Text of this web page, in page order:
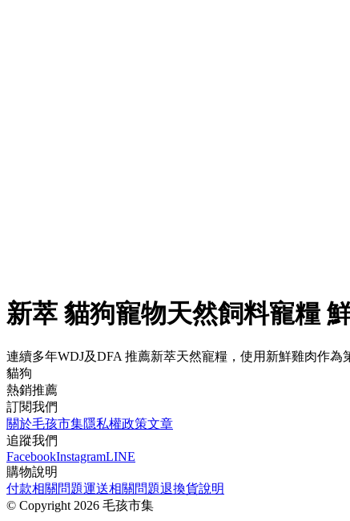
新萃 貓狗寵物天然飼料寵糧
連續多年WDJ及DFA 推薦新萃天然寵糧，使用新鮮雞肉作
貓狗
熱銷推薦
訂閱我們
關於毛孩市集隱私權政策文章
追蹤我們
FacebookInstagramLINE
購物說明
付款相關問題運送相關問題退換貨說明
© Copyright 2026 毛孩市集